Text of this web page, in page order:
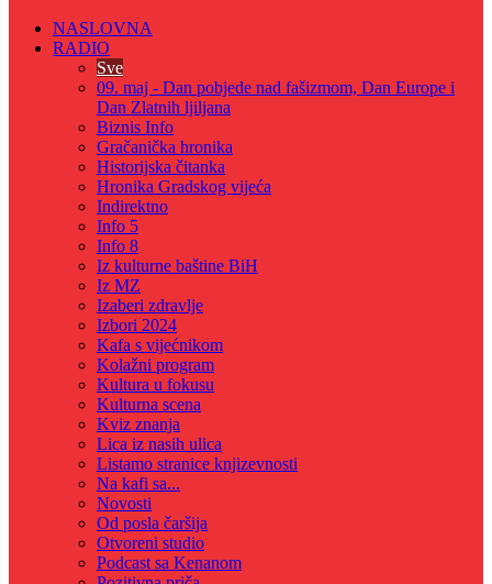
NASLOVNA
RADIO
Sve
09. maj - Dan pobjede nad fašizmom, Dan Europe i
Dan Zlatnih ljiljana
Biznis Info
Gračanička hronika
Historijska čitanka
Hronika Gradskog vijeća
Indirektno
Info 5
Info 8
Iz kulturne baštine BiH
Iz MZ
Izaberi zdravlje
Izbori 2024
Kafa s vijećnikom
Kolažni program
Kultura u fokusu
Kulturna scena
Kviz znanja
Lica iz nasih ulica
Listamo stranice knjizevnosti
Na kafi sa...
Novosti
Od posla čaršija
Otvoreni studio
Podcast sa Kenanom